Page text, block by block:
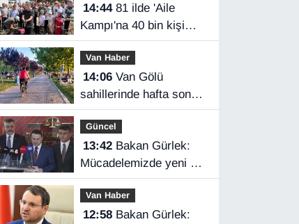
14:4481 ilde 'Aile
Kampı'na 40 bin kişi
katıldı
Van Haber
14:06Van Gölü
sahillerinde hafta sonu
yoğunluğu
Güncel
13:42Bakan Gürlek:
Mücadelemizde yeni bir
boyuta geçeceğiz
Van Haber
12:58Bakan Gürlek: